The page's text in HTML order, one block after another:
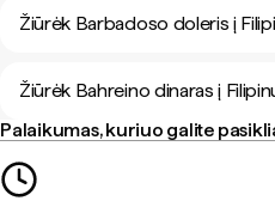
Žiūrėk Barbadoso doleris į
Žiūrėk Bahreino dinaras į
Palaikumas, kuriuo galite